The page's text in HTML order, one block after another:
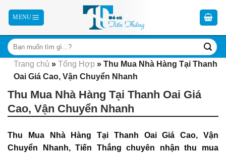
Trang chủ » Tổng Hợp » Thu Mua Nhà Hàng Tại Thanh
Oai Giá Cao, Vận Chuyển Nhanh
Thu Mua Nhà Hàng Tại Thanh Oai Giá
Cao, Vận Chuyển Nhanh
Thu Mua Nhà Hàng Tại Thanh Oai Giá Cao, Vận
Chuyển Nhanh, Tiến Thắng chuyên nhận thu mua